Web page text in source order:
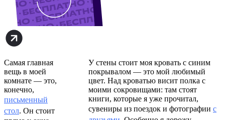
Самая главная
вещь в моей
комнате — это,
конечно,
письменный
стол. Он стоит
У стены стоит моя кровать с синим
покрывалом — это мой любимый
цвет. Над кроватью висит полка с
моими сокровищами: там стоят
книги, которые я уже прочитал,
сувениры из поездок и фотографии с